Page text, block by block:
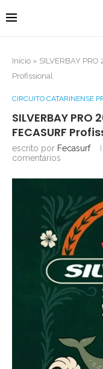
Início » SILVERBAY PRO
Profissional
CIRCUITO CATARINENSE
SILVERBAY
FECASURF
escrito por Fecasurf
comentários